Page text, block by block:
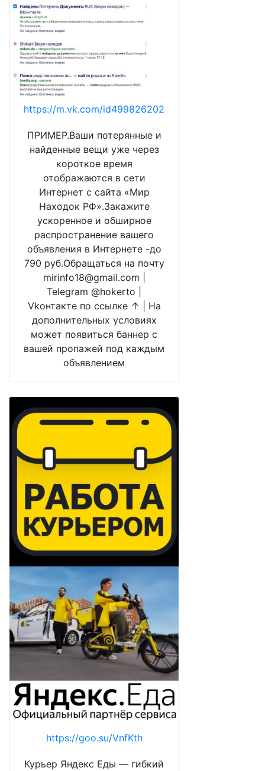
https://m.vk.com/id499826202
ПРИМЕР.Ваши потерянные и
найденные вещи уже через
короткое время
отображаются в сети
Интернет с сайта «Мир
Находок РФ».Закажите
ускоренное и обширное
распространение вашего
объявления в Интернете -до
790 руб.Обращаться на почту
mirinfo18@gmail.com |
Telegram @hokerto |
Vkонтакте по ссылке ↑ | На
дополнительных условиях
может появиться баннер с
вашей пропажей под каждым
объявлением
https://goo.su/VnfKth
Курьер Яндекс Еды — гибкий